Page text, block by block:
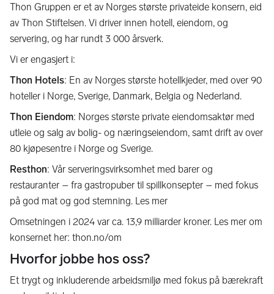
Thon Gruppen er et av Norges største privateide konsern, eid
av Thon Stiftelsen. Vi driver innen hotell, eiendom, og
servering, og har rundt 3 000 årsverk.
Vi er engasjert i:
Thon Hotels: En av Norges største hotellkjeder, med over 90
hoteller i Norge, Sverige, Danmark, Belgia og Nederland.
Thon Eiendom: Norges største private eiendomsaktør med
utleie og salg av bolig- og næringseiendom, samt drift av over
80 kjøpesentre i Norge og Sverige.
Resthon: Vår serveringsvirksomhet med barer og
restauranter – fra gastropuber til spillkonsepter – med fokus
på god mat og god stemning. Les mer
Omsetningen i 2024 var ca. 13,9 milliarder kroner. Les mer om
konsernet her: thon.no/om
Hvorfor jobbe hos oss?
Et trygt og inkluderende arbeidsmiljø med fokus på bærekraft